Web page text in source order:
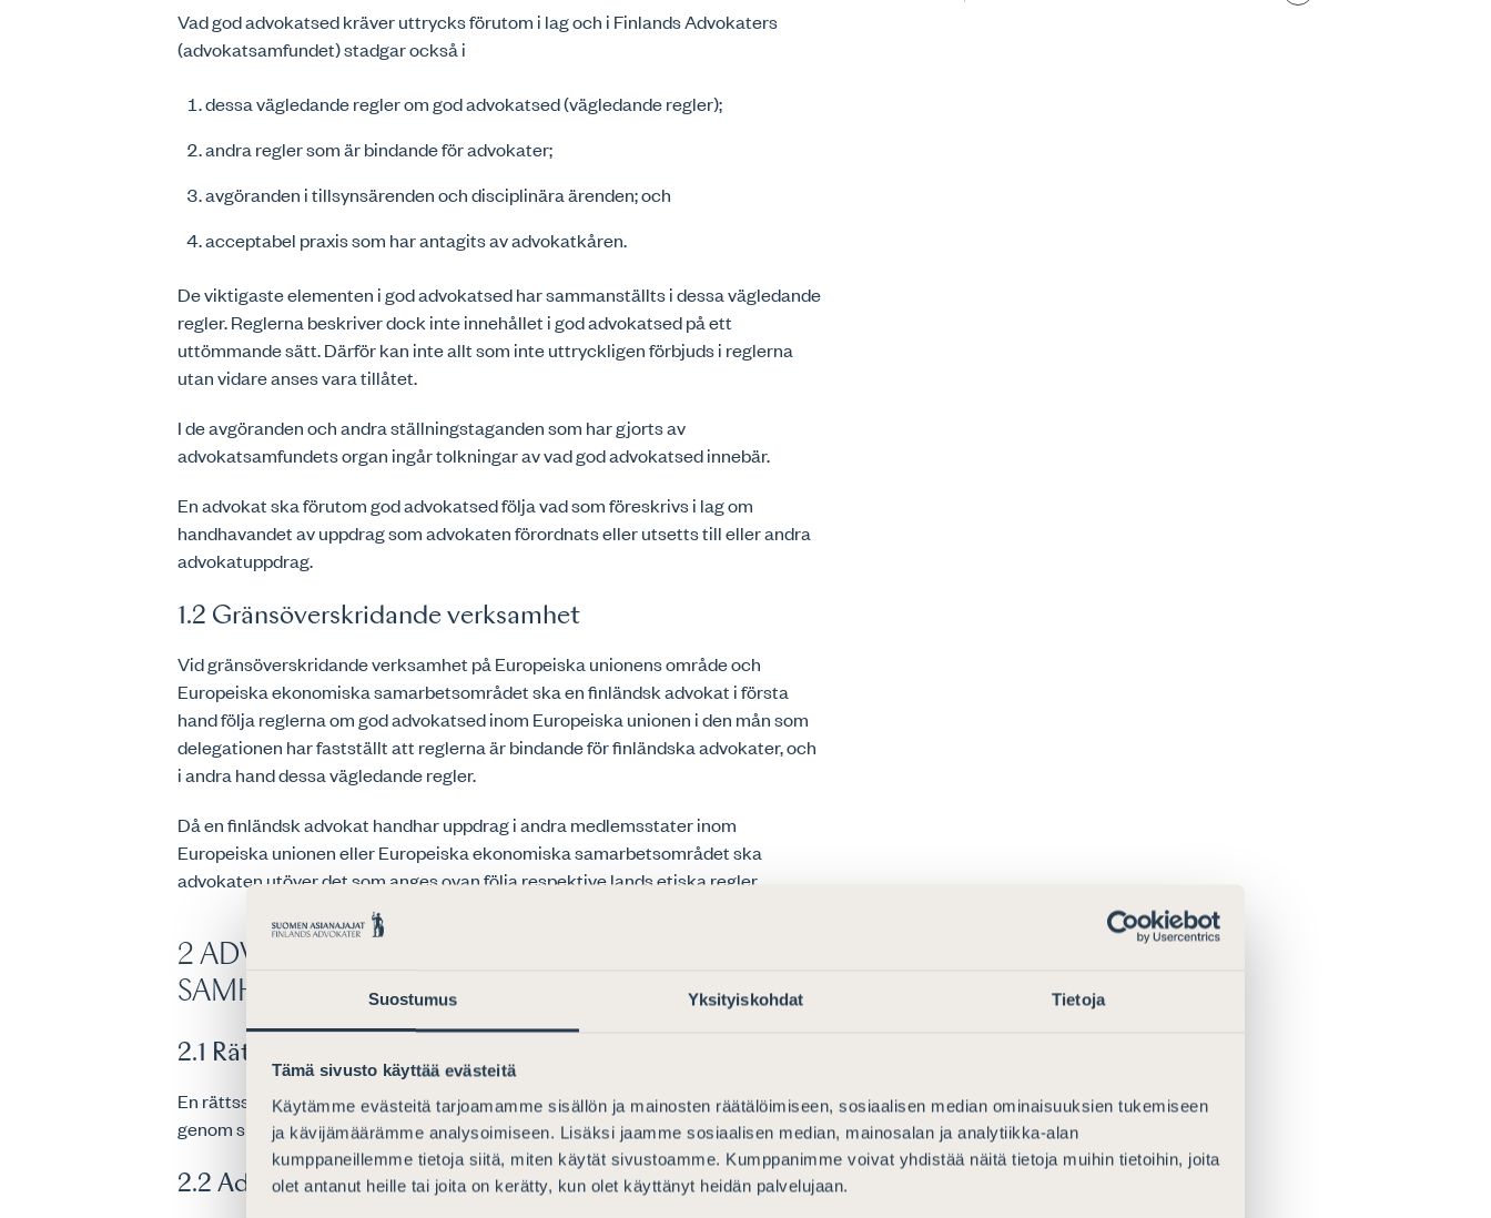
Suostumus Yksityiskohdat Tietoja
Tämä sivusto käyttää evästeitä
Käytämme evästeitä tarjoamamme sisällön ja mainosten räätälöimiseen, sosiaalisen median ominaisuuksien tukemiseen
ja kävijämäärämme analysoimiseen. Lisäksi jaamme sosiaalisen median, mainosalan ja analytiikka-alan
kumppaneillemme tietoja siitä, miten käytät sivustoamme. Kumppanimme voivat yhdistää näitä tietoja muihin tietoihin, joita
olet antanut heille tai joita on kerätty, kun olet käyttänyt heidän palvelujaan.
Vad god advokatsed kräver uttrycks förutom i lag och i Finlands Advokaters
(advokatsamfundet) stadgar också i
dessa vägledande regler om god advokatsed (vägledande regler);
andra regler som är bindande för advokater;
avgöranden i tillsynsärenden och disciplinära ärenden; och
acceptabel praxis som har antagits av advokatkåren.
De viktigaste elementen i god advokatsed har sammanställts i dessa vägledande
regler. Reglerna beskriver dock inte innehållet i god advokatsed på ett
uttömmande sätt. Därför kan inte allt som inte uttryckligen förbjuds i reglerna
utan vidare anses vara tillåtet.
I de avgöranden och andra ställningstaganden som har gjorts av
advokatsamfundets organ ingår tolkningar av vad god advokatsed innebär.
En advokat ska förutom god advokatsed följa vad som föreskrivs i lag om
handhavandet av uppdrag som advokaten förordnats eller utsetts till eller andra
advokatuppdrag.
1.2 Gränsöverskridande verksamhet
Vid gränsöverskridande verksamhet på Europeiska unionens område och
Europeiska ekonomiska samarbetsområdet ska en finländsk advokat i första
hand följa reglerna om god advokatsed inom Europeiska unionen i den mån som
delegationen har fastställt att reglerna är bindande för finländska advokater, och
i andra hand dessa vägledande regler.
Då en finländsk advokat handhar uppdrag i andra medlemsstater inom
Europeiska unionen eller Europeiska ekonomiska samarbetsområdet ska
advokaten utöver det som anges ovan följa respektive lands etiska regler.
2 ADVOKATKÅREN SOM EN DEL AV
SAMHÄLLET
2.1 Rättsstatsprincipen
En rättsstat bygger på respekten för lag och rätt, vilket advokatkåren ska stödja
genom sin verksamhet.
2.2 Advokatkårens självständighet och oberoende